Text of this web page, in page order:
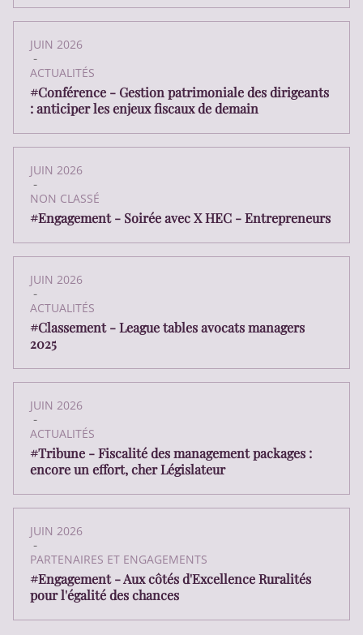
JUIN 2026
-
ACTUALITÉS
#Conférence - Gestion patrimoniale des dirigeants
: anticiper les enjeux fiscaux de demain
JUIN 2026
-
NON CLASSÉ
#Engagement - Soirée avec X HEC - Entrepreneurs
JUIN 2026
-
ACTUALITÉS
#Classement - League tables avocats managers
2025
JUIN 2026
-
ACTUALITÉS
#Tribune - Fiscalité des management packages :
encore un effort, cher Législateur
JUIN 2026
-
PARTENAIRES ET ENGAGEMENTS
#Engagement - Aux côtés d'Excellence Ruralités
pour l'égalité des chances